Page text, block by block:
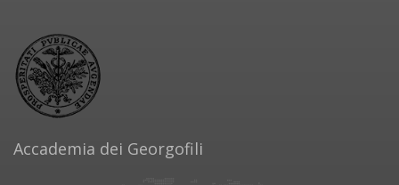
Accademia dei Georgofili